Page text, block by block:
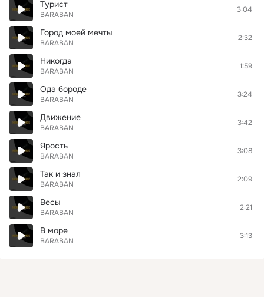
Турист
BARABAN
3:04
Город моей мечты
BARABAN
2:32
Никогда
BARABAN
1:59
Ода бороде
BARABAN
3:24
Движение
BARABAN
3:42
Ярость
BARABAN
3:08
Так и знал
BARABAN
2:09
Весы
BARABAN
2:21
В море
BARABAN
3:13